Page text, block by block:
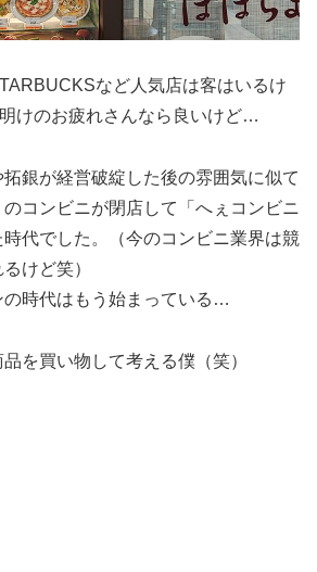
など人気店は客はいるけ
けのお疲れさんなら良いけど…
銀が経営破綻した後の雰囲気に似て
コンビニが閉店して「へぇコンビニ
代でした。（今のコンビニ業界は競
けど笑）
の時代はもう始まっている…
を買い物して考える僕（笑）